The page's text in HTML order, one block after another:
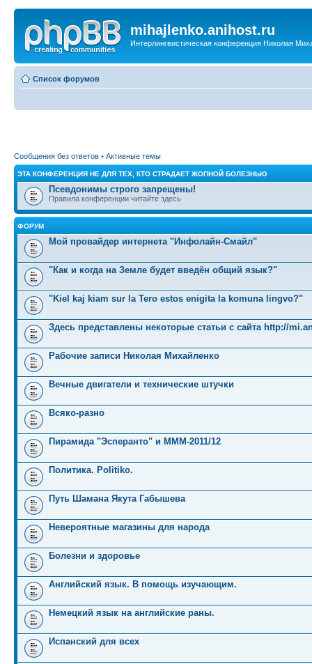
mihajlenko.anihost.ru
Интерлингвистическая конференция Николая
Список форумов
Сообщения без ответов • Активные темы
ЭТА КОНФЕРЕНЦИЯ НЕ ДЛЯ ТЕХ, КТО СТРАДАЕТ ЖОПНОЙ БОЛЕЗНЬЮ
Псевдонимы строго запрещены!
Правила конференции читайте здесь
ФОРУМ
Мой провайдер интернета "Инфолайн-Смайл"
"Как и когда на Земле будет введён общий язык?"
"Kiel kaj kiam sur la Tero estos enigita la komuna lingvo?"
Здесь представлены некоторые статьи с сайта http://
Рабочие записи Николая Михайленко
Вечные двигатели и технические штучки
Всяко-разно
Пирамида "Эсперанто" и MMM-2011/12
Политика. Politiko.
Путь Шамана Якута Габышева
Невероятные магазины для народа
Болезни и здоровье
Английский язык. В помощь изучающим.
Немецкий язык на английские раны.
Испанский для всех